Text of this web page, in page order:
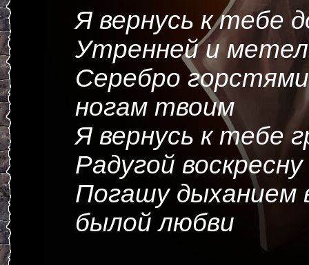
Я вернусь к тебе
Утренней и
Серебро
ногам твоим
Я вернусь к тебе
Радугой
Погашу дыханием
былой любви